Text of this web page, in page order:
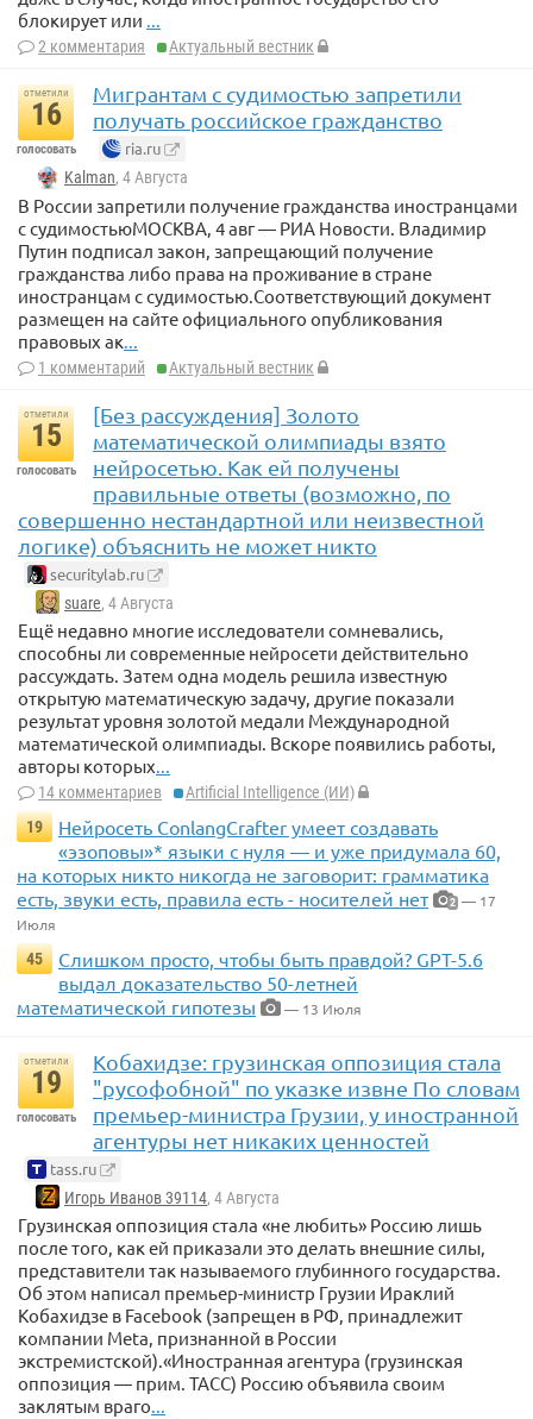
блокирует или ...
2 комментария Актуальный вестник
отметили
16
голосовать
Мигрантам с судимостью запретили
получать российское гражданство
ria.ru
Kalman, 4 Августа
В России запретили получение гражданства иностранцами
с судимостьюМОСКВА, 4 авг — РИА Новости. Владимир
Путин подписал закон, запрещающий получение
гражданства либо права на проживание в стране
иностранцам с судимостью.Соответствующий документ
размещен на сайте официального опубликования
правовых ак
1 комментарий Актуальный вестник
отметили
15
голосовать
[Без рассуждения] Золото
математической олимпиады взято
нейросетью. Как ей получены
правильные ответы (возможно, по
совершенно нестандартной или неизвестной
логике) объяснить не может никто
securitylab.ru
suare, 4 Августа
Ещё недавно многие исследователи сомневались,
способны ли современные нейросети действительно
рассуждать. Затем одна модель решила известную
открытую математическую задачу, другие показали
результат уровня золотой медали Международной
математической олимпиады. Вскоре появились работы,
авторы которых...
14 комментариев
Artificial Intelligence (ИИ)
19
Нейросеть ConlangCrafter умеет создавать
«эзоповы»* языки с нуля — и уже придумала 60,
на которых никто никогда не заговорит: грамматика
есть, звуки есть, правила есть - носителей нет
2 — 17
Июля
45
Слишком просто, чтобы быть правдой? GPT-5.6
выдал доказательство 50-летней
математической гипотезы
— 13 Июля
отметили
19
голосовать
Кобахидзе: грузинская оппозиция стала
"русофобной" по указке извне По словам
премьер-министра Грузии, у иностранной
агентуры нет никаких ценностей
tass.ru
Игорь Иванов 39114, 4 Августа
Грузинская оппозиция стала «не любить» Россию лишь
после того, как ей приказали это делать внешние силы,
представители так называемого глубинного государства.
Об этом написал премьер-министр Грузии Ираклий
Кобахидзе в Facebook (запрещен в РФ, принадлежит
компании Meta, признанной в России
экстремистской).«Иностранная агентура (грузинская
оппозиция — прим. ТАСС) Россию объявила своим
заклятым враго...